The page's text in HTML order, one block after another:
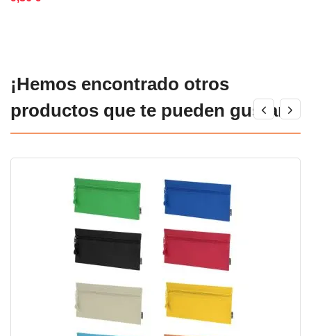
¡Hemos encontrado otros
productos que te pueden gustar!